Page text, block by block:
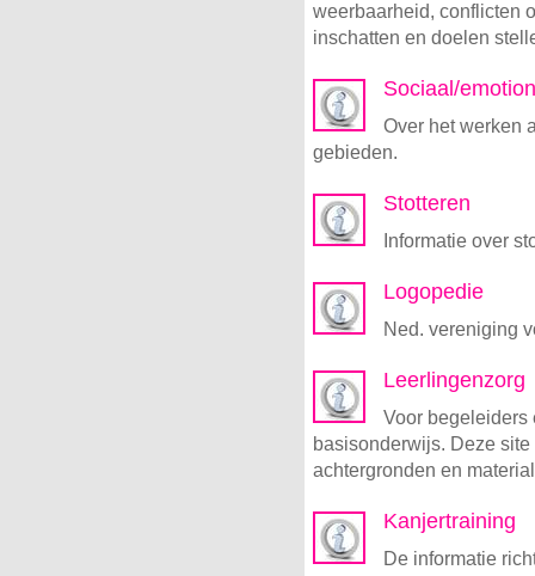
weerbaarheid, conflicten
inschatten en doelen
Sociaal/
Over het werken
gebieden.
Stotteren
Informatie over
Logopedie
Ned. vereniging
Leerlingenzorg
Voor begeleiders
basisonderwijs. Deze
achtergronden en
Kanjertraining
De informatie